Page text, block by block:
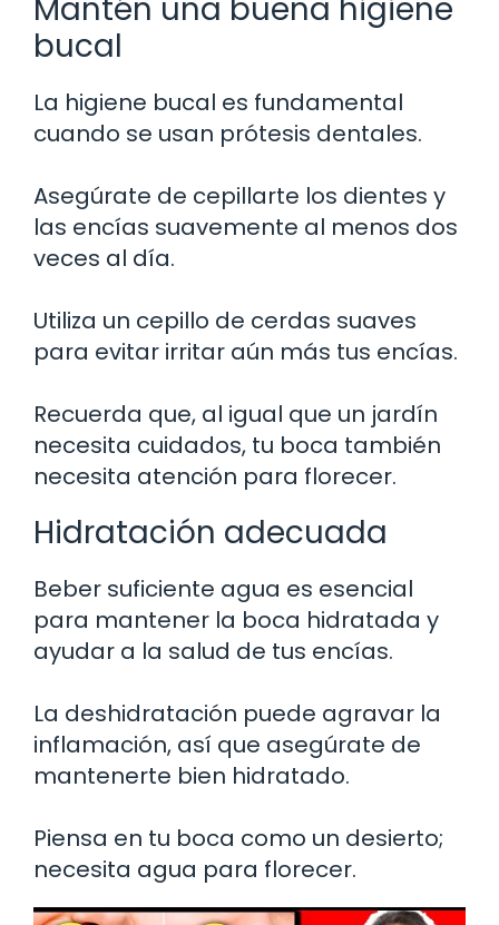
Mantén una buena higiene
bucal
La higiene bucal es fundamental
cuando se usan prótesis dentales.
Asegúrate de cepillarte los dientes y
las encías suavemente al menos dos
veces al día.
Utiliza un cepillo de cerdas suaves
para evitar irritar aún más tus encías.
Recuerda que, al igual que un jardín
necesita cuidados, tu boca también
necesita atención para florecer.
Hidratación adecuada
Beber suficiente agua es esencial
para mantener la boca hidratada y
ayudar a la salud de tus encías.
La deshidratación puede agravar la
inflamación, así que asegúrate de
mantenerte bien hidratado.
Piensa en tu boca como un desierto;
necesita agua para florecer.